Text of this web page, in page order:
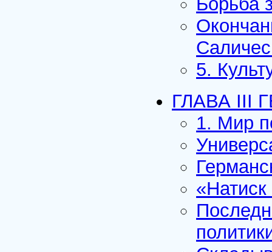
5.
ГЛАВА III
1. Мир